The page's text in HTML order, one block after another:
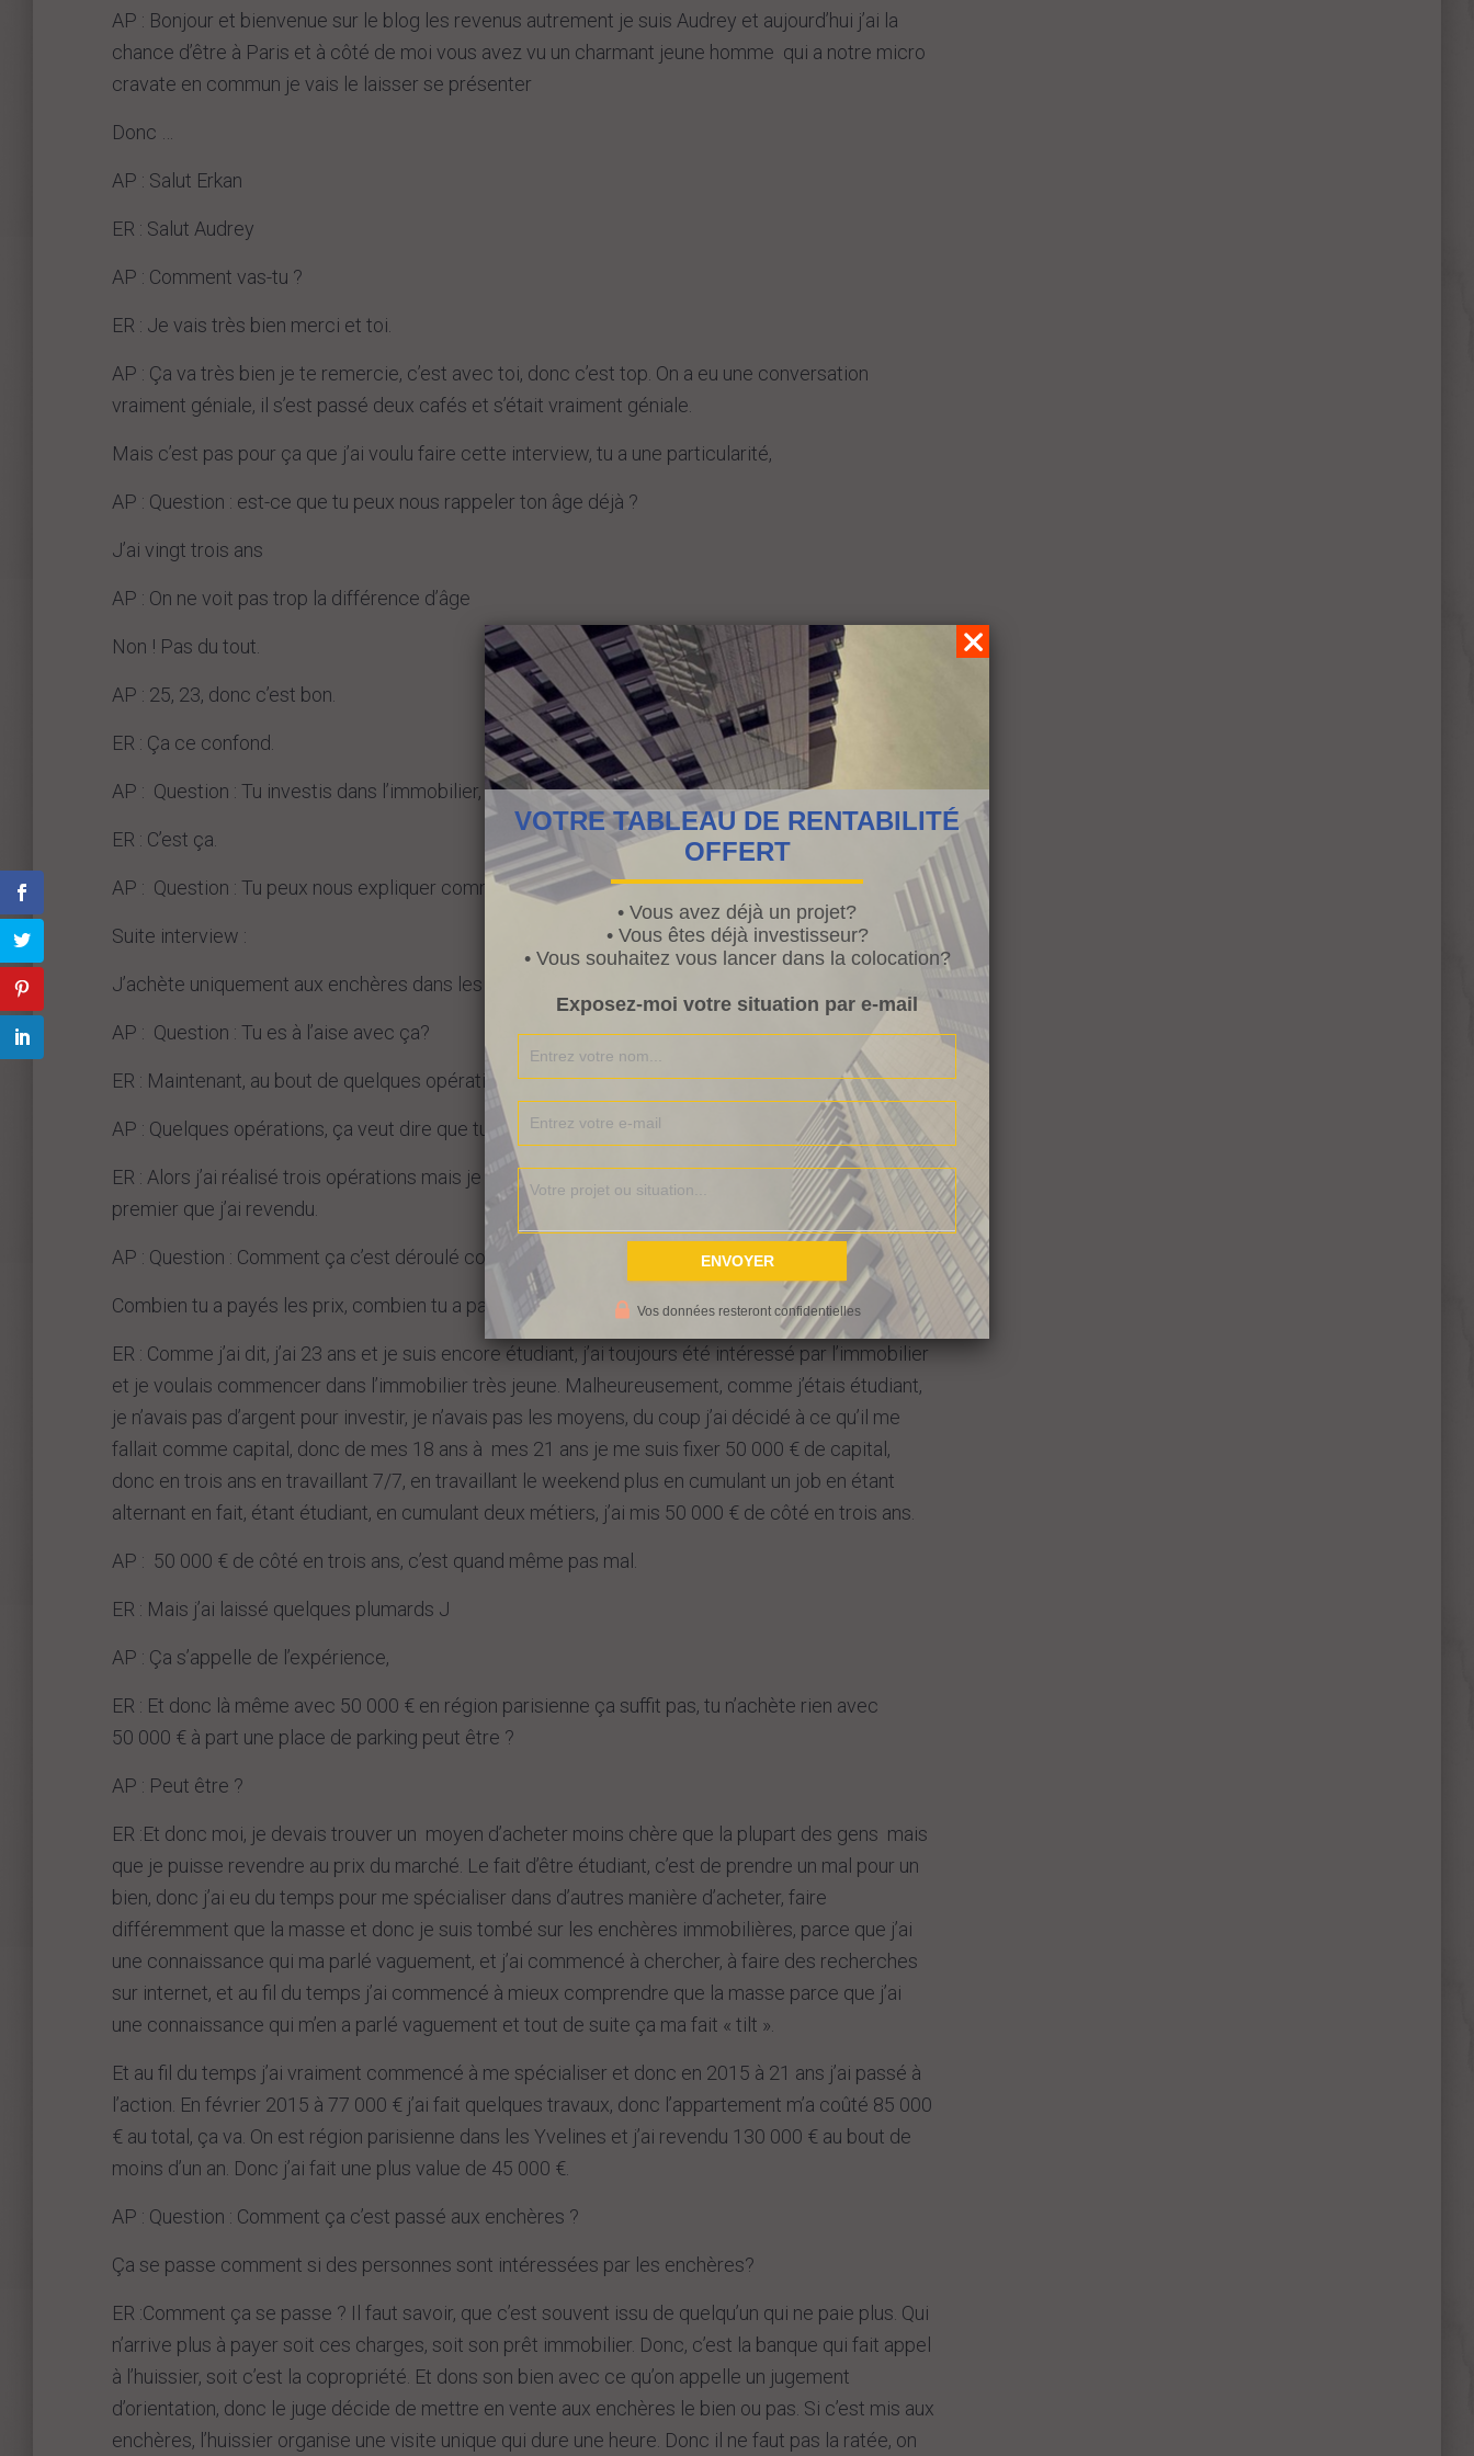
AP : Bonjour et bienvenue sur le blog les revenus autrement je suis Audrey et aujourd’hui j’ai la
chance d’être à Paris et à côté de moi vous avez vu un charmant jeune homme qui a notre micro
cravate en commun je vais le laisser se présenter
Donc …
AP : Salut Erkan
ER : Salut Audrey
AP : Comment vas-tu ?
ER : Je vais très bien merci et toi.
AP : Ça va très bien je te remercie, c’est avec toi, donc c’est top. On a eu une conversation
vraiment géniale, il s’est passé deux cafés et s’était vraiment géniale.
Mais c’est pas pour ça que j’ai voulu faire cette interview, tu a une particularité,
AP : Question : est-ce que tu peux nous rappeler ton âge déjà ?
J’ai vingt trois ans
AP : On ne voit pas trop la différence d’âge
Non ! Pas du tout.
AP : 25, 23, donc c’est bon.
ER : Ça ce confond.
AP : Question : Tu investis dans l’immobilier, c’est ça ?
ER : C’est ça.
AP : Question : Tu peux nous expliquer comment?
Suite interview :
J’achète uniquement aux enchères dans les saisies immobilières
AP : Question : Tu es à l’aise avec ça?
ER : Maintenant, au bout de quelques opérations oui.
AP : Quelques opérations, ça veut dire que tu en es à combien au jour d’aujourd’hui?
ER : Alors j’ai réalisé trois opérations mais je suis actuellement propriétaire de deux. Il y a un
premier que j’ai revendu.
AP : Question : Comment ça c’est déroulé comment en es tu venus aux enchères ?
Combien tu a payés les prix, combien tu a payé les appartements ? Et tout ça…
ER : Comme j’ai dit, j’ai 23 ans et je suis encore étudiant, j’ai toujours été intéressé par l’immobilier
et je voulais commencer dans l’immobilier très jeune. Malheureusement, comme j’étais étudiant,
je n’avais pas d’argent pour investir, je n’avais pas les moyens, du coup j’ai décidé à ce qu’il me
fallait comme capital, donc de mes 18 ans à mes 21 ans je me suis fixer 50 000 € de capital,
donc en trois ans en travaillant 7/7, en travaillant le weekend plus en cumulant un job en étant
alternant en fait, étant étudiant, en cumulant deux métiers, j’ai mis 50 000 € de côté en trois ans.
AP : 50 000 € de côté en trois ans, c’est quand même pas mal.
ER : Mais j’ai laissé quelques plumards J
AP : Ça s’appelle de l’expérience,
ER : Et donc là même avec 50 000 € en région parisienne ça suffit pas, tu n’achète rien avec
50 000 € à part une place de parking peut être ?
AP : Peut être ?
ER :Et donc moi, je devais trouver un moyen d’acheter moins chère que la plupart des gens mais
que je puisse revendre au prix du marché. Le fait d’être étudiant, c’est de prendre un mal pour un
bien, donc j’ai eu du temps pour me spécialiser dans d’autres manière d’acheter, faire
différemment que la masse et donc je suis tombé sur les enchères immobilières, parce que j’ai
une connaissance qui ma parlé vaguement, et j’ai commencé à chercher, à faire des recherches
sur internet, et au fil du temps j’ai commencé à mieux comprendre que la masse parce que j’ai
une connaissance qui m’en a parlé vaguement et tout de suite ça ma fait « tilt ».
Et au fil du temps j’ai vraiment commencé à me spécialiser et donc en 2015 à 21 ans j’ai passé à
l’action. En février 2015 à 77 000 € j’ai fait quelques travaux, donc l’appartement m’a coûté 85 000
€ au total, ça va. On est région parisienne dans les Yvelines et j’ai revendu 130 000 € au bout de
moins d’un an. Donc j’ai fait une plus value de 45 000 €.
AP : Question : Comment ça c’est passé aux enchères ?
Ça se passe comment si des personnes sont intéressées par les enchères?
ER :Comment ça se passe ? Il faut savoir, que c’est souvent issu de quelqu’un qui ne paie plus. Qui
n’arrive plus à payer soit ces charges, soit son prêt immobilier. Donc, c’est la banque qui fait appel
à l’huissier, soit c’est la copropriété. Et dons son bien avec ce qu’on appelle un jugement
d’orientation, donc le juge décide de mettre en vente aux enchères le bien ou pas. Si c’est mis aux
enchères, l’huissier organise une visite unique qui dure une heure. Donc il ne faut pas la ratée, on
VOTRE TABLEAU DE RENTABILITÉ
OFFERT
• Vous avez déjà un projet?
• Vous êtes déjà investisseur?
• Vous souhaitez vous lancer dans la colocation?
Exposez-moi votre situation par e-mail
Vos données resteront confidentielles